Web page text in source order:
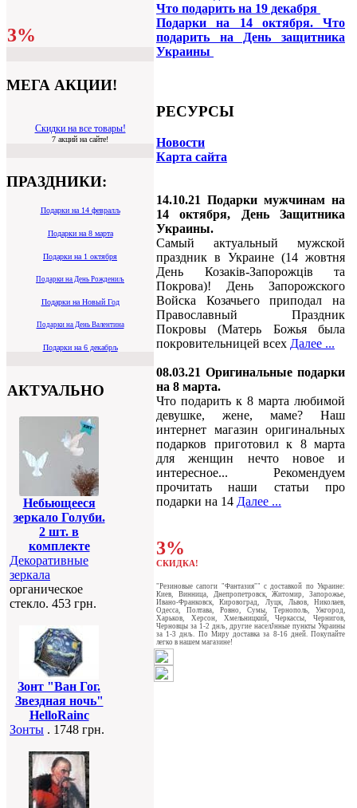
3%
МЕГА АКЦИИ!
Скидки на все товары!
7 акций на сайте!
ПРАЗДНИКИ:
Подарки на 14 февралљ
Подарки на 8 марта
Подарки на 1 октября
Подарки на День Рождениљ
Подарки на Новый Год
Подарки на День Валентина
Подарки на 6 декабрљ
АКТУАЛЬНО
Небьющееся
зеркало Голуби.
2 шт. в
комплекте
Декоративные
зеркала
органическое
стекло. 453 грн.
Зонт "Ван Гог.
Звездная ночь"
HelloRainc
Зонты . 1748 грн.
Что подарить на 19 декабря
Подарки на 14 октября. Что
подарить на День защитника
Украины
РЕСУРСЫ
Новости
Карта сайта
14.10.21 Подарки мужчинам на
14 октября, День Защитника
Украины.
Самый актуальный мужской
праздник в Украине (14 жовтня
День Козаків-Запорожців та
Покрова)! День Запорожского
Войска Козачьего приподал на
Православный Праздник
Покровы (Матерь Божья была
покровительницей всех Далее ...
08.03.21 Оригинальные подарки
на 8 марта.
Что подарить к 8 марта любимой
девушке, жене, маме? Наш
интернет магазин оригинальных
подарков приготовил к 8 марта
для женщин нечто новое и
интересное... Рекомендуем
прочитать наши статьи про
подарки на 14 Далее ...
3%
СКИДКА!
"Резиновые сапоги "Фантазия"" c доставкой по Украине:
Киев, Винница, Днепропетровск, Житомир, Запорожье,
Ивано-Франковск, Кировоград, Луцк, Львов, Николаев,
Одесса, Полтава, Ровно, Сумы, Тернополь, Ужгород,
Харьков, Херсон, Хмельницкий, Черкассы, Чернигов,
Черновцы за 1-2 днљ, другие населЈнные пункты Украины
за 1-3 днљ. По Миру доставка за 8-16 дней. Покупайте
легко в нашем магазине!